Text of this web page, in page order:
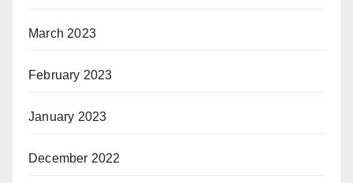
March 2023
February 2023
January 2023
December 2022